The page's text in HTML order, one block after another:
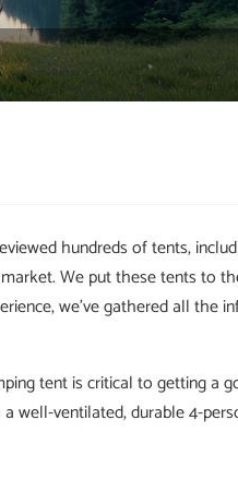
hundreds of tents,
We put these tents to
we've gathered all the
tent is critical to getting a
well-ventilated, durable 4-